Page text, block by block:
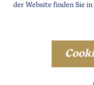
der Website finden Sie